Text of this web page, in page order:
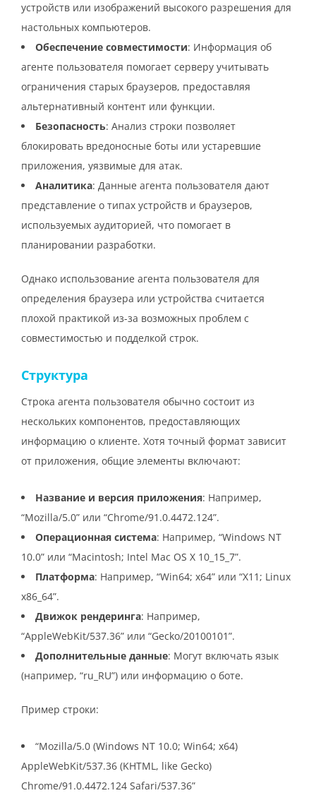
устройств или изображений высокого разрешения для
настольных компьютеров.
Обеспечение совместимости: Информация об
агенте пользователя помогает серверу учитывать
ограничения старых браузеров, предоставляя
альтернативный контент или функции.
Безопасность: Анализ строки позволяет
блокировать вредоносные боты или устаревшие
приложения, уязвимые для атак.
Аналитика: Данные агента пользователя дают
представление о типах устройств и браузеров,
используемых аудиторией, что помогает в
планировании разработки.
Однако использование агента пользователя для
определения браузера или устройства считается
плохой практикой из-за возможных проблем с
совместимостью и подделкой строк.
Структура
Строка агента пользователя обычно состоит из
нескольких компонентов, предоставляющих
информацию о клиенте. Хотя точный формат зависит
от приложения, общие элементы включают:
Название и версия приложения: Например,
“Mozilla/5.0” или “Chrome/91.0.4472.124”.
Операционная система: Например, “Windows NT
10.0” или “Macintosh; Intel Mac OS X 10_15_7”.
Платформа: Например, “Win64; x64” или “X11; Linux
x86_64”.
Движок рендеринга: Например,
“AppleWebKit/537.36” или “Gecko/20100101”.
Дополнительные данные: Могут включать язык
(например, “ru_RU”) или информацию о боте.
Пример строки:
“Mozilla/5.0 (Windows NT 10.0; Win64; x64)
AppleWebKit/537.36 (KHTML, like Gecko)
Chrome/91.0.4472.124 Safari/537.36”